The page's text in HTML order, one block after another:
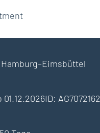
Hamburg–Eimsbüttel
01.12.2026ID: AG7072162